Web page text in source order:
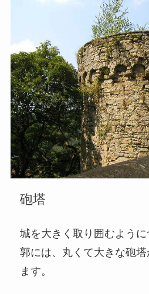
砲塔
城を大きく取り囲むよう
郭には、丸くて大きな砲
ます。